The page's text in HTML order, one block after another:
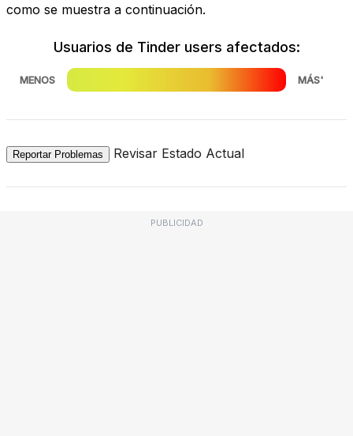
como se muestra a continuación.
Usuarios de Tinder users afectados:
MENOS MÁS'
Reportar Problemas Revisar Estado Actual
PUBLICIDAD